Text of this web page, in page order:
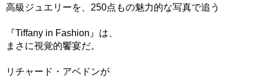
高級ジュエリーを、250点もの魅力的な写真で追う
『Tiffany in Fashion』は、
まさに視覚的饗宴だ。
リチャード・アベドンが